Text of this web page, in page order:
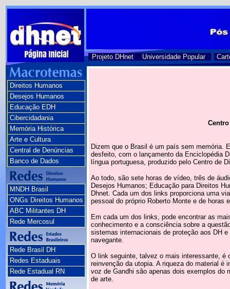
Projeto DHnet Universidade Popular
Direitos Humanos
Desejos Humanos
Educação EDH
Cibercidadania
Memória Histórica
Arte e Cultura
Central de Denúncias
Banco de Dados
MNDH Brasil
ONGs Direitos Humanos
ABC Militantes DH
Rede Mercosul
Rede Brasil DH
Redes Estaduais
Rede Estadual RN
Dizem que o Brasil é um país sem memória.
desfeito, com o lançamento da Enciclopédia
língua portuguesa, produzido pelo Centro de
Ao todo, são sete horas de vídeo, três de
Desejos Humanos; Educação para Direitos
Dhnet. Cada um dos links proporciona uma
pessoal do próprio Roberto Monte e de horas
Em cada um dos links, pode encontrar as
conhecimento e a consciência sobre a
sistemas internacionais de proteção aos DH
navegante.
O link seguinte, talvez o mais interessante, é
reinvenção da utopia. A riqueza do material é
voz de Gandhi são apenas dois exemplos do
de arte.